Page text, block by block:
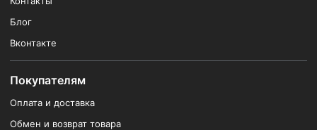
Блог
Вконтакте
Покупателям
Оплата и доставка
Обмен и возврат товара